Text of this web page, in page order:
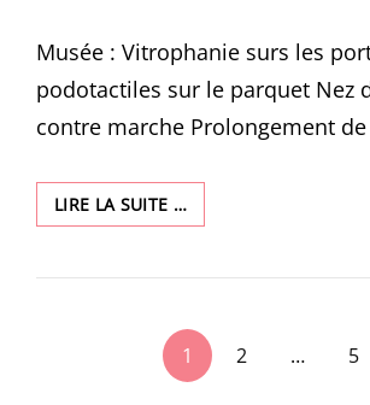
Musée : Vitrophanie surs les
podotactiles sur le parquet Nez
contre marche Prolongement
LIRE LA SUITE …ACCESSIBILITÉ,
PERSONNES
MOBILITÉ
class="nav- 1 2 … 5